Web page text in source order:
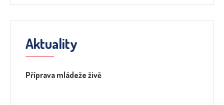
Aktuality
Příprava mládeže živě